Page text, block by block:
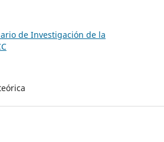
de Investigación de la